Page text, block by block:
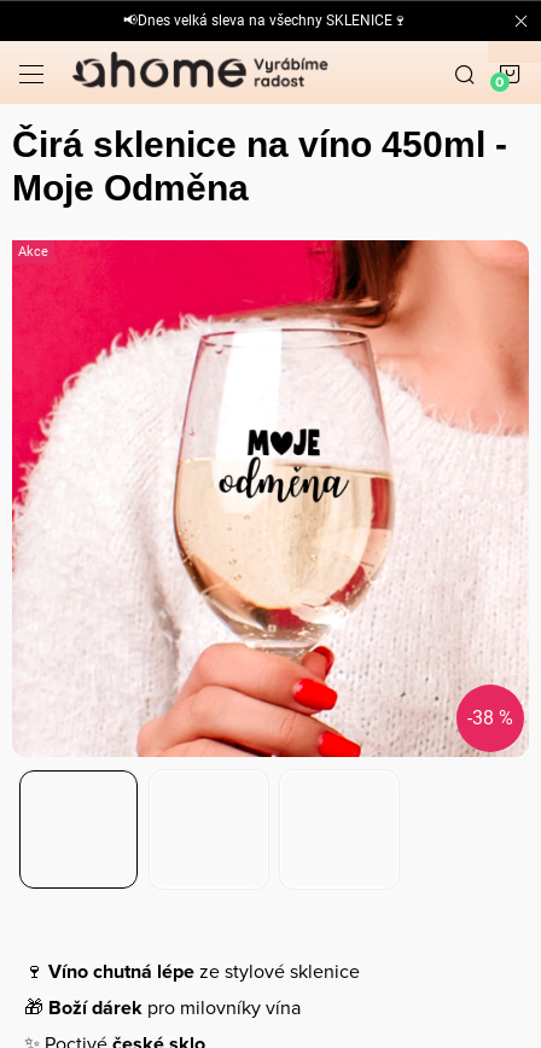
na
obsah
📢Dnes velká sleva na všechny SKLENICE🍷
Čirá sklenice na víno 450ml -
Moje Odměna
Akce
-38 %
🍷 Víno chutná lépeze stylové sklenice
🎁 Boží dárek pro milovníky vína